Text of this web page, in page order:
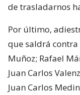
de trasladarnos
Por último,
que saldrá
Muñoz; Rafael
Juan Carlos
Juan Carlos